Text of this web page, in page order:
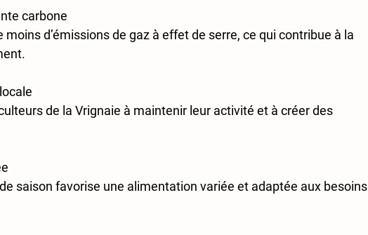
carbone
d’émissions de gaz à effet de serre, ce qui contribue à la
de la Vrignaie à maintenir leur activité et à créer des
saison favorise une alimentation variée et adaptée aux besoins